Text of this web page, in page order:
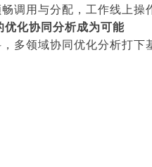
调用与分配，工作线上
优化协同分析成为可能
多领域协同优化分析打下